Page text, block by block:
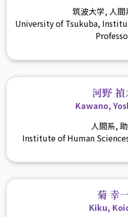
筑波大学, 人
University of Tsukuba,
河野 禎
Kawano,
人間系,
Institute of Human
菊 幸
Kiku,